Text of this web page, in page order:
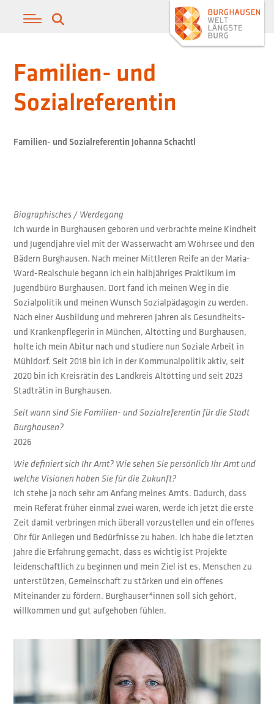
Familien- und
Sozialreferentin
Familien- und Sozialreferentin Johanna Schachtl
Biographisches / Werdegang
Ich wurde in Burghausen geboren und verbrachte meine Kindheit
und Jugendjahre viel mit der Wasserwacht am Wöhrsee und den
Bädern Burghausen. Nach meiner Mittleren Reife an der Maria-
Ward-Realschule begann ich ein halbjähriges Praktikum im
Jugendbüro Burghausen. Dort fand ich meinen Weg in die
Sozialpolitik und meinen Wunsch Sozialpädagogin zu werden.
Nach einer Ausbildung und mehreren Jahren als Gesundheits-
und Krankenpflegerin in München, Altötting und Burghausen,
holte ich mein Abitur nach und studiere nun Soziale Arbeit in
Mühldorf. Seit 2018 bin ich in der Kommunalpolitik aktiv, seit
2020 bin ich Kreisrätin des Landkreis Altötting und seit 2023
Stadträtin in Burghausen.
Seit wann sind Sie Familien- und Sozialreferentin für die Stadt
Burghausen?
2026
Wie definiert sich Ihr Amt? Wie sehen Sie persönlich Ihr Amt und
welche Visionen haben Sie für die Zukunft?
Ich stehe ja noch sehr am Anfang meines Amts. Dadurch, dass
mein Referat früher einmal zwei waren, werde ich jetzt die erste
Zeit damit verbringen mich überall vorzustellen und ein offenes
Ohr für Anliegen und Bedürfnisse zu haben. Ich habe die letzten
Jahre die Erfahrung gemacht, dass es wichtig ist Projekte
leidenschaftlich zu beginnen und mein Ziel ist es, Menschen zu
unterstützen, Gemeinschaft zu stärken und ein offenes
Miteinander zu fördern. Burghauser*innen soll sich gehört,
willkommen und gut aufgehoben fühlen.